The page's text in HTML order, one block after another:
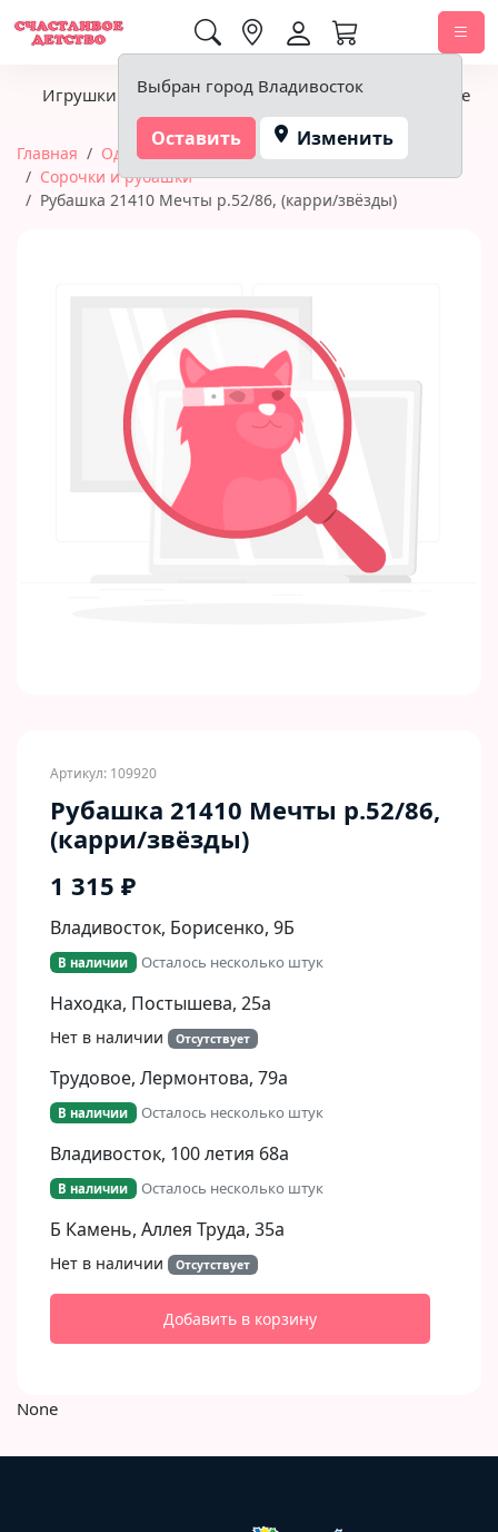
Выбран город Владивосток
Оставить Изменить
Игрушки Детское питание Подгузники, гигиена
Главная Одежда
Одежда для малышей
Сорочки и рубашки
Рубашка 21410 Мечты р.52/86, (карри/звёзды)
Артикул: 109920
Рубашка 21410 Мечты р.52/86,
(карри/звёзды)
1 315 ₽
Владивосток, Борисенко, 9Б​
В наличии Осталось несколько штук
Находка, Постышева, 25а
Нет в наличии Отсутствует
Трудовое, Лермонтова, 79а
В наличии Осталось несколько штук
Владивосток, 100 летия 68а
В наличии Осталось несколько штук
Б Камень, Аллея Труда, 35а
Нет в наличии Отсутствует
Добавить в корзину
None